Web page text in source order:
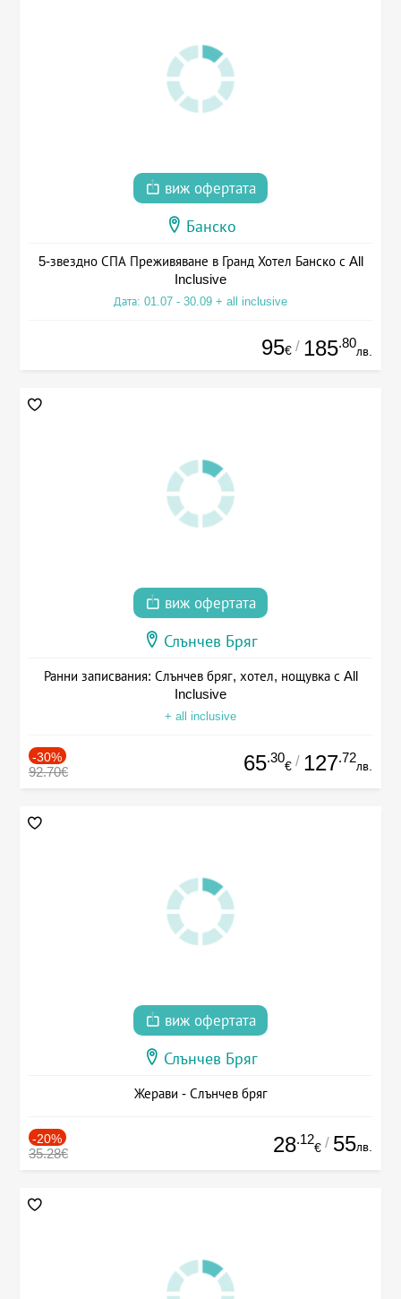
виж офертата
Банско
5-звездно СПА Преживяване в Гранд Хотел Банско с All
Inclusive
Дата: 01.07 - 30.09 + all inclusive
95€ / 185.80
лв.
виж офертата
Слънчев Бряг
Ранни записвания: Слънчев бряг, хотел, нощувка с All
Inclusive
+ all inclusive
-30%
92.70€ 65.30
€ / 127.72
лв.
виж офертата
Слънчев Бряг
Жерави - Слънчев бряг
-20%
35.28€ 28.12
€ / 55лв.